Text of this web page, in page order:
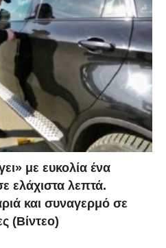
με ευκολία ένα
ελάχιστα λεπτά.
και συναγερμό σε
(Βίντεο)